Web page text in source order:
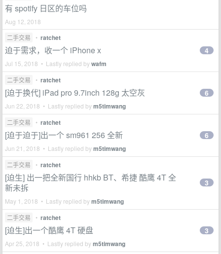
有 spotify 日区的车位吗
Aug 12, 2018
二手交易
• ratchet
迫于需求，收一个 iPhone x
Jul 15, 2018 • Lastly replied bywafm
4
二手交易 • ratchet
[迫于换代] iPad pro 9.7inch 128g 太空灰
Jun 22, 2018 • Lastly replied bym5timwang
6
二手交易 • ratchet
[迫于迫于]出一个 sm961 256 全新
Jun 21, 2018 • Lastly replied bym5timwang
6
二手交易 • ratchet
[迫生] 出一把全新国行 hhkb BT、希捷 酷鹰 4T 全
新未拆
May 1, 2018 • Lastly replied bym5timwang
3
二手交易 • ratchet
[迫生]出一个酷鹰 4T 硬盘
Apr 25, 2018 • Lastly replied bym5timwang
3